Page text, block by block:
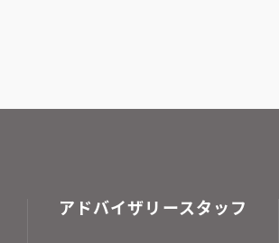
アドバイザリースタッフ